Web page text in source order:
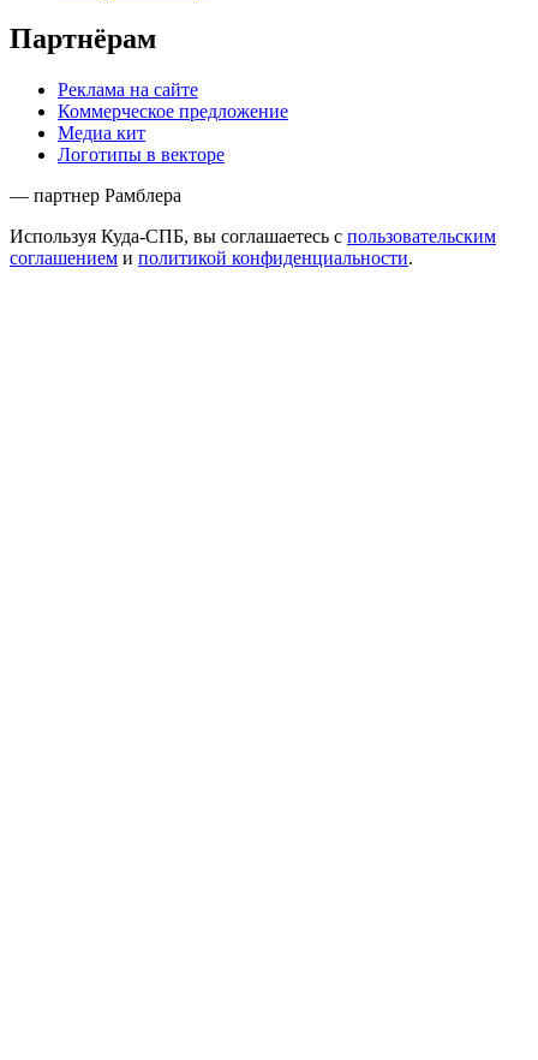
Партнёрам
Реклама на сайте
Коммерческое предложение
Медиа кит
Логотипы в векторе
— партнер Рамблера
Используя Куда-СПБ, вы соглашаетесь с пользовательским
соглашением и политикой конфиденциальности.